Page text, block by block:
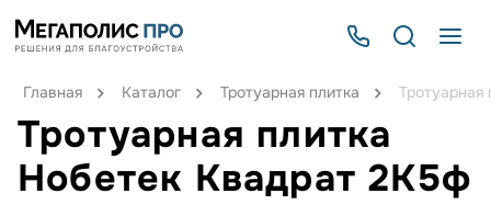
Главная Каталог Тротуарная плитка
Тротуарная плитка
Нобетек Квадрат 2К5ф